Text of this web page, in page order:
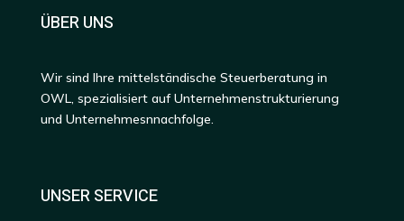
ÜBER UNS
Wir sind Ihre mittelständische Steuerberatung in
OWL, spezialisiert auf Unternehmenstrukturierung
und Unternehmesnnachfolge.
UNSER SERVICE